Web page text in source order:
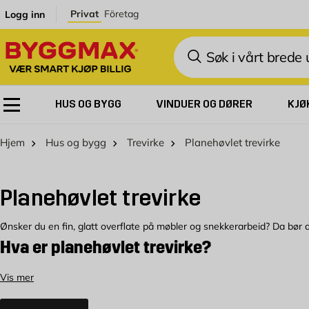
Logg inn Privat Företag
Søk
HUS OG BYGG VINDUER OG DØRER
Hjem Hus og bygg Trevirke Planehøvlet trevirke
Planehøvlet trevirke
Ønsker du en fin, glatt overflate på møbler og snekkerarbeid? Da
Hva er planehøvlet trevirke?
som for eksempel snekkerarbeid og møbler. Det er også vanlig å
planehøvlet trevirke kan også beises i valgfri farge. På den måten
Vis mer